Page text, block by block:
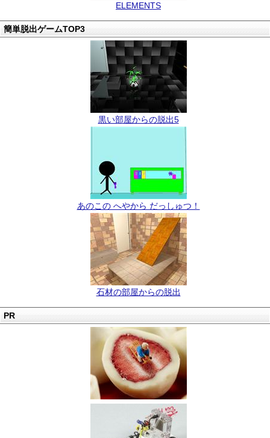
ELEMENTS
簡単脱出ゲームTOP3
黒い部屋からの脱出5
あのこの へやから だっしゅつ！
石材の部屋からの脱出
PR